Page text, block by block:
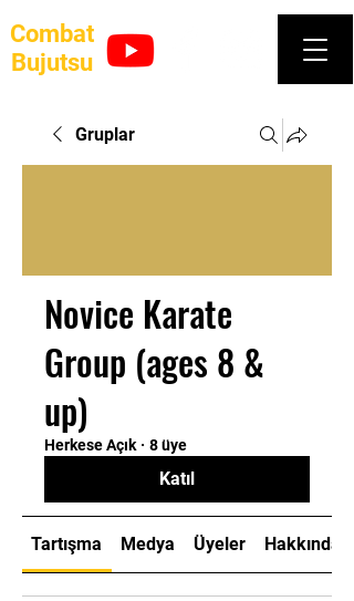
Combat
Bujutsu
Gruplar
Novice Karate
Group (ages 8 &
up)
Herkese Açık · 8 üye
Katıl
Tartışma Medya Üyeler Hakkında